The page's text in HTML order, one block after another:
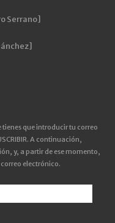
Serrano]
que introducir tu correo
A continuación,
y, a partir de ese momento,
electrónico.